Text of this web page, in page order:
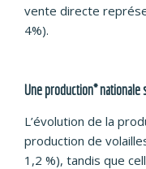
vente directe
4%).
Une production* nationale
L’évolution de la
production de
1,2 %), tandis que